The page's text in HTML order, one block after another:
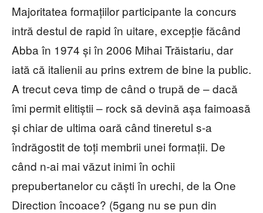
Majoritatea formațiilor participante la concurs
intră destul de rapid în uitare, excepție făcând
Abba în 1974 și în 2006 Mihai Trăistariu, dar
iată că italienii au prins extrem de bine la public.
A trecut ceva timp de când o trupă de – dacă
îmi permit elitiștii – rock să devină așa faimoasă
și chiar de ultima oară când tineretul s-a
îndrăgostit de toți membrii unei formații. De
când n-ai mai văzut inimi în ochii
prepubertanelor cu căști în urechi, de la One
Direction încoace? (5gang nu se pun din